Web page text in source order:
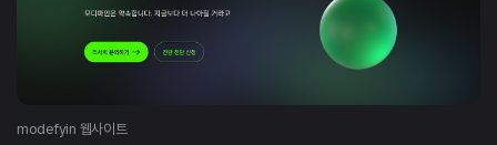
modefyin 웹사이트